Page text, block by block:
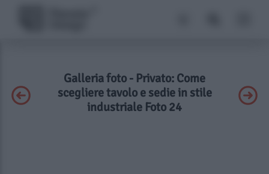
Galleria foto - Privato: Come
scegliere tavolo e sedie in stile
industriale Foto 24